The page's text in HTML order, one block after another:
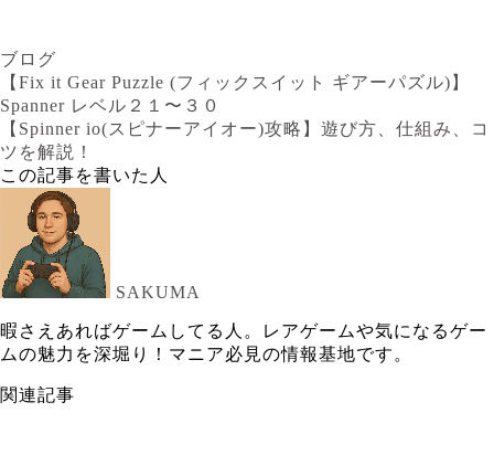
ブログ
【Fix it Gear Puzzle (フィックスイット ギアーパズル)】
Spanner レベル２１〜３０
【Spinner io(スピナーアイオー)攻略】遊び方、仕組み、コ
ツを解説！
この記事を書いた人
SAKUMA
暇さえあればゲームしてる人。レアゲームや気になるゲー
ムの魅力を深堀り！マニア必見の情報基地です。
関連記事